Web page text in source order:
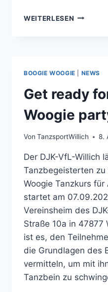
WEITERLESEN GET
PARTY
BOOGIE WOOGIE NEWS
Get ready
Woogie
Von TanzsportWillich 8.
Der DJK-VfL-Willich
Tanzbegeisterten
Woogie Tanzkurs für
startet am
Vereinsheim des
Straße 10a in 47877
ist es, den
die Grundlagen des
vermitteln, um mit
Tanzbein zu